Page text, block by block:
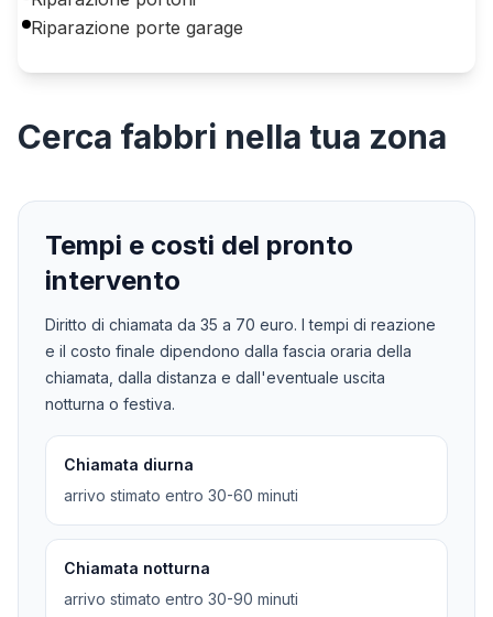
Riparazione porte garage
Cerca fabbri nella tua zona
Tempi e costi del pronto
intervento
Diritto di chiamata da 35 a 70 euro. I tempi di reazione
e il costo finale dipendono dalla fascia oraria della
chiamata, dalla distanza e dall'eventuale uscita
notturna o festiva.
Chiamata diurna
arrivo stimato entro 30-60 minuti
Chiamata notturna
arrivo stimato entro 30-90 minuti